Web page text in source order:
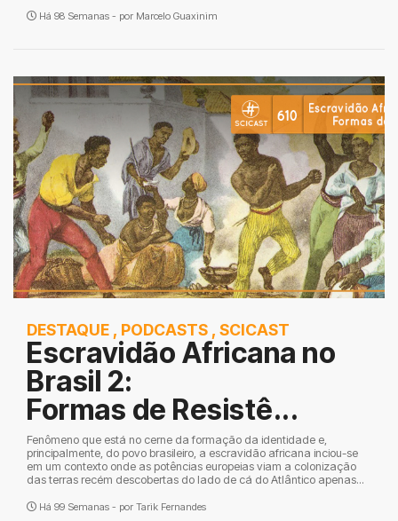
Há 98 Semanas - por Marcelo Guaxinim
DESTAQUE , PODCASTS , SCICAST
Escravidão Africana no
Brasil 2:
Formas de Resistê...
Fenômeno que está no cerne da formação da identidade e,
principalmente, do povo brasileiro, a escravidão africana inciou-se
em um contexto onde as potências europeias viam a colonização
das terras recém descobertas do lado de cá do Atlântico apenas...
Há 99 Semanas - por Tarik Fernandes